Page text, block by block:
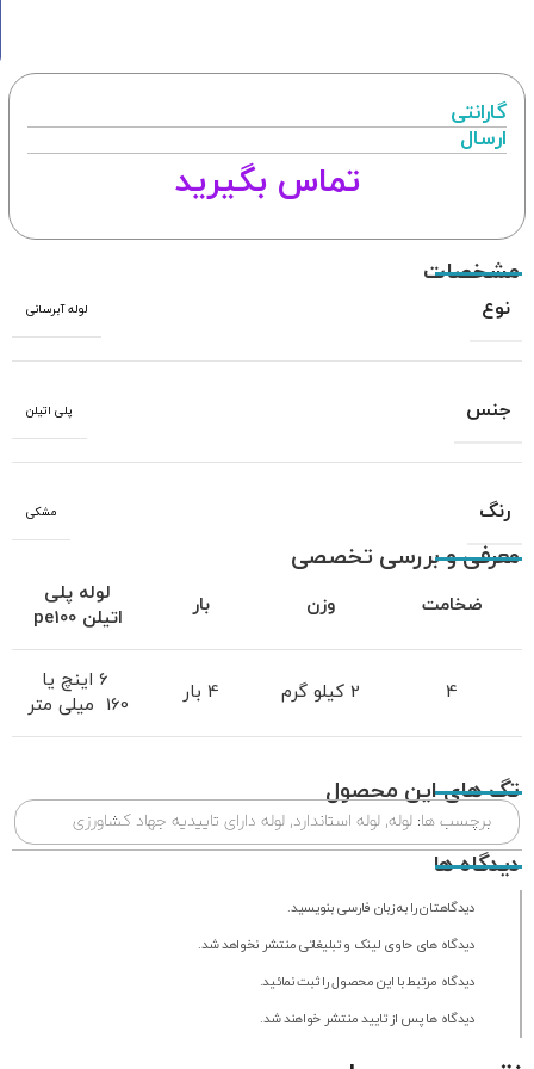
گارانتی
ارسال
تماس بگیرید
مشخصات
نوع لوله آبرسانی
جنس پلی اتیلن
رنگ مشکی
معرفی و بررسی تخصصی
ضخامت وزن بار
لوله پلی
اتیلنpe100
4 2 کیلو گرم 4 بار
6 اینچ یا
160 میلی متر
تگ های این محصول
برچسب ها: لوله, لوله استاندارد, لوله دارای تاییدیه جهاد کشاورزی
دیدگاه ها
دیدگاهتان را به زبان فارسی بنویسید.
دیدگاه های حاوی لینک و تبلیغاتی منتشر نخواهد شد.
دیدگاه مرتبط با این محصول را ثبت نمائید.
دیدگاه ها پس از تایید منتشر خواهند شد.